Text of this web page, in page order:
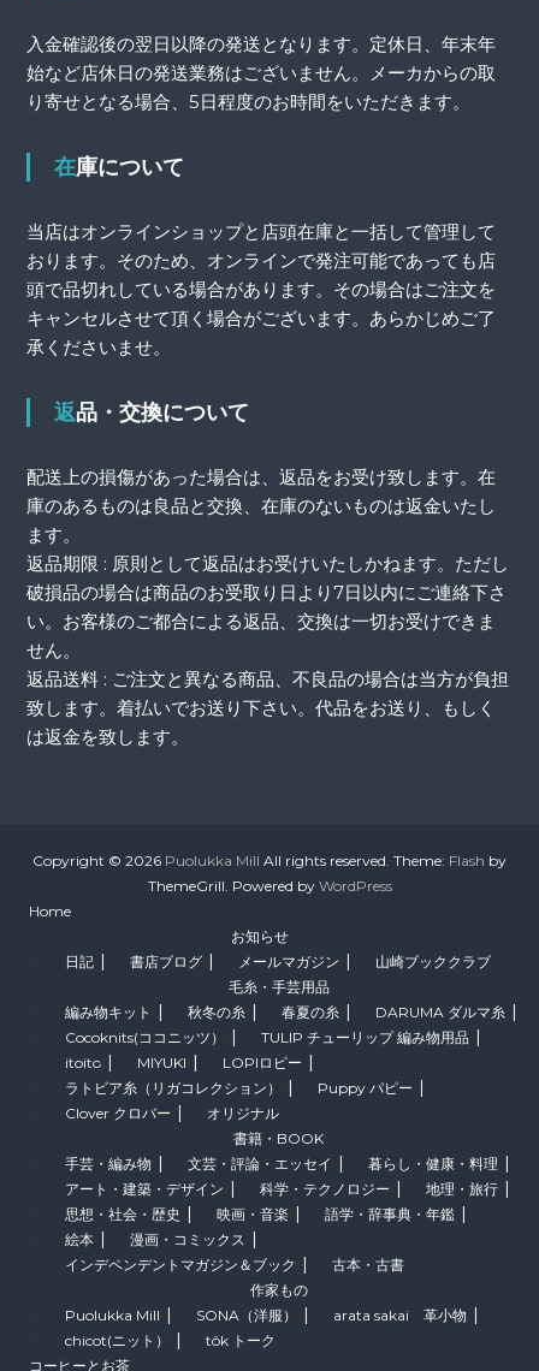
入金確認後の翌日以降の発送となります。定休日、年末年
始など店休日の発送業務はございません。メーカからの取
り寄せとなる場合、5日程度のお時間をいただきます。
在庫について
当店はオンラインショップと店頭在庫と一括して管理して
おります。そのため、オンラインで発注可能であっても店
頭で品切れしている場合があります。その場合はご注文を
キャンセルさせて頂く場合がございます。あらかじめご了
承くださいませ。
返品・交換について
配送上の損傷があった場合は、返品をお受け致します。在
庫のあるものは良品と交換、在庫のないものは返金いたし
ます。
返品期限 : 原則として返品はお受けいたしかねます。ただし
破損品の場合は商品のお受取り日より7日以内にご連絡下さ
い。お客様のご都合による返品、交換は一切お受けできま
せん。
返品送料 : ご注文と異なる商品、不良品の場合は当方が負担
致します。着払いでお送り下さい。代品をお送り、もしく
は返金を致します。
Copyright © 2026 Puolukka Mill All rights reserved. Theme: Flash by
ThemeGrill. Powered by WordPress
Home
お知らせ
日記
書店ブログ メールマガジン
山崎ブッククラブ
毛糸・手芸用品
編み物キット
秋冬の糸 春夏の糸
DARUMA ダルマ糸
Cocoknits(ココニッツ）
TULIP チューリップ 編み物用品
itoito
MIYUKI
LOPIロピー
ラトビア糸（リガコレクション）
Puppy パピー
Clover クロバー
オリジナル
書籍・BOOK
手芸・編み物
文芸・評論・エッセイ
暮らし・健康・料理
アート・建築・デザイン
科学・テクノロジー
地理・旅行
思想・社会・歴史
映画・音楽
語学・辞事典・年鑑
絵本
漫画・コミックス
インデペンデントマガジン＆ブック
古本・古書
作家もの
Puolukka Mill
SONA（洋服）
arata sakai 革小物
chicot(ニット）
tôk トーク
コーヒーとお茶